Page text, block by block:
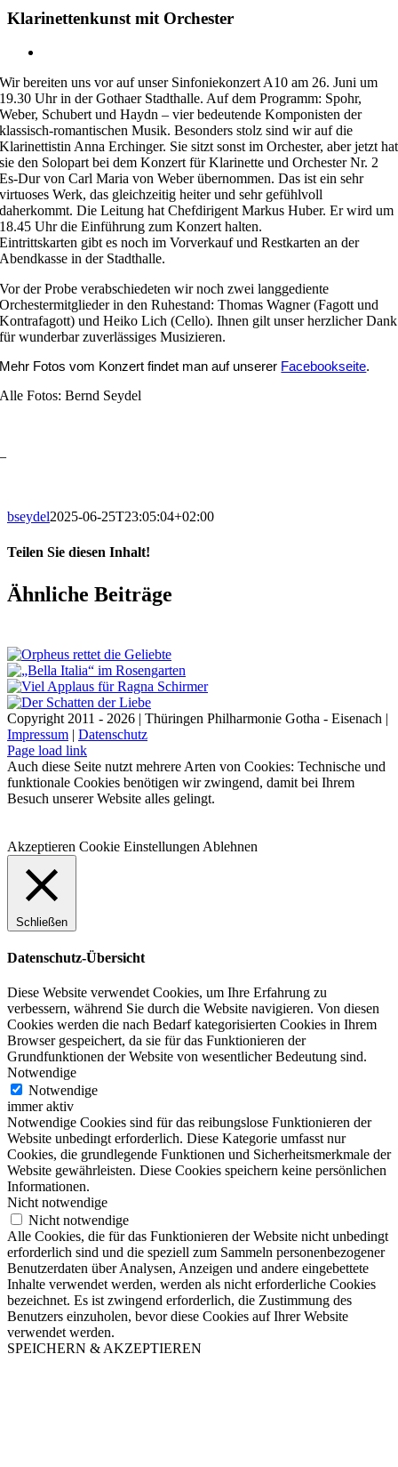
Klarinettenkunst mit Orchester
Bild
Wir bereiten uns vor auf unser Sinfoniekonzert A10 am 26. Juni um
19.30 Uhr in der Gothaer Stadthalle. Auf dem Programm: Spohr,
Weber, Schubert und Haydn – vier bedeutende Komponisten der
klassisch-romantischen Musik. Besonders stolz sind wir auf die
Klarinettistin Anna Erchinger. Sie sitzt sonst im Orchester, aber jetzt hat
sie den Solopart bei dem Konzert für Klarinette und Orchester Nr. 2
Es-Dur von Carl Maria von Weber übernommen. Das ist ein sehr
virtuoses Werk, das gleichzeitig heiter und sehr gefühlvoll
daherkommt. Die Leitung hat Chefdirigent Markus Huber. Er wird um
18.45 Uhr die Einführung zum Konzert halten.
Eintrittskarten gibt es noch im Vorverkauf und Restkarten an der
Abendkasse in der Stadthalle.
Vor der Probe verabschiedeten wir noch zwei langgediente
Orchestermitglieder in den Ruhestand: Thomas Wagner (Fagott und
Kontrafagott) und Heiko Lich (Cello). Ihnen gilt unser herzlicher Dank
für wunderbar zuverlässiges Musizieren.
Mehr Fotos vom Konzert findet man auf unserer Facebookseite.
Alle Fotos: Bernd Seydel
–
bseydel2025-06-25T23:05:04+02:00
Teilen Sie diesen Inhalt!
Facebook
X
LinkedIn
E-
Mail
Ähnliche Beiträge
Copyright 2011 - 2026 | Thüringen Philharmonie Gotha - Eisenach |
Impressum | Datenschutz
Facebook
Instagram
WhatsApp
YouTube
E-
Mail
Telefon
Page load link
Auch diese Seite nutzt mehrere Arten von Cookies: Technische und
funktionale Cookies benötigen wir zwingend, damit bei Ihrem
Besuch unserer Website alles gelingt.
Akzeptieren Cookie Einstellungen Ablehnen
Schließen
Datenschutz-Übersicht
Diese Website verwendet Cookies, um Ihre Erfahrung zu
verbessern, während Sie durch die Website navigieren. Von diesen
Cookies werden die nach Bedarf kategorisierten Cookies in Ihrem
Browser gespeichert, da sie für das Funktionieren der
Grundfunktionen der Website von wesentlicher Bedeutung sind.
Notwendige
Notwendige
immer aktiv
Notwendige Cookies sind für das reibungslose Funktionieren der
Website unbedingt erforderlich. Diese Kategorie umfasst nur
Cookies, die grundlegende Funktionen und Sicherheitsmerkmale der
Website gewährleisten. Diese Cookies speichern keine persönlichen
Informationen.
Nicht notwendige
Nicht notwendige
Alle Cookies, die für das Funktionieren der Website nicht unbedingt
erforderlich sind und die speziell zum Sammeln personenbezogener
Benutzerdaten über Analysen, Anzeigen und andere eingebettete
Inhalte verwendet werden, werden als nicht erforderliche Cookies
bezeichnet. Es ist zwingend erforderlich, die Zustimmung des
Benutzers einzuholen, bevor diese Cookies auf Ihrer Website
verwendet werden.
SPEICHERN & AKZEPTIEREN